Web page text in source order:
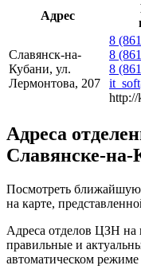
Адрес
Славянск-на-
Кубани, ул.
Лермонтова, 207
8
8
8
http://
Адреса
Славянске-на-
Посмотреть ближайшую
на карте,
Адреса отделов ЦЗН на
правильные и
автоматическом